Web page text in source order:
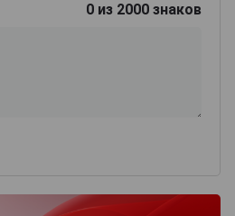
0 из 2000 знаков